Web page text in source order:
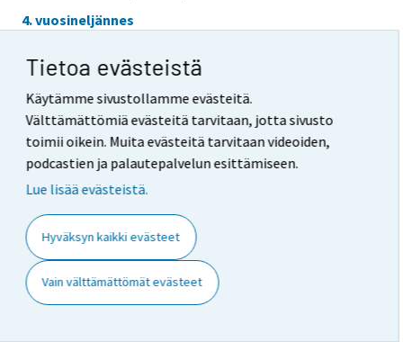
Tietoa evästeistä
Käytämme sivustollamme evästeitä.
Välttämättömiä evästeitä tarvitaan, jotta sivusto
toimii oikein. Muita evästeitä tarvitaan videoiden,
podcastien ja palautepalvelun esittämiseen.
Lue lisää evästeistä.
Hyväksyn kaikki evästeet
Vain välttämättömät evästeet
4. vuosineljännes
(1.6.2007)
(13.4.2007)
Kotimaisten talletuspankkien tuloslaskelma
1.1.-31.12.2006(13.4.2007)
3. vuosineljännes
(12.12.2006)
Kotimaisten talletuspankkien tuloslaskelma
1.1.-30.9.2006(12.12.2006)
2. vuosineljännes
(5.10.2006)